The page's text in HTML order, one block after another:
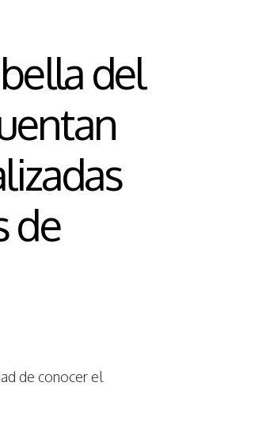
del
de
de conocer el